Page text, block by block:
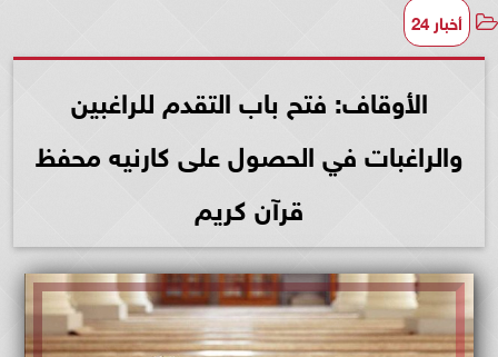
أخبار 24
الأوقاف: فتح باب التقدم للراغبين
والراغبات في الحصول على كارنيه محفظ
قرآن كريم